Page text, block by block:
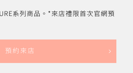
系列商品。*來店禮限首次官網預
預約來店